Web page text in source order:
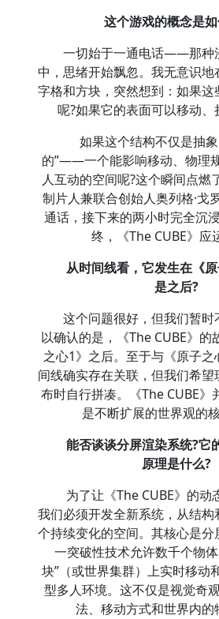
这个游戏的概念是
一切始于一通电话——那种
中，思绪开始飘忽。我无意识
字格和方块，突然想到：如果
呢?如果它的表面可以移动、
如果这个结构不仅是抽
的”——一个能影响移动、物理
人互动的空间呢?这个瞬间点燃
制片人兼联合创始人奥列格·戈
通话，接下来的两小时完全
终，《The CUBE》应
从时间线看，它发生在《
是之后?
这个问题很好，但我们暂
以确认的是，《The CUBE》的
之心1》之后。至于与《原子
间线确实存在关联，但我们希
布时自行拼凑。《The CUBE》
是不断扩展的世界观的核
能否谈谈分屏渲染系统?它
原理是什么?
为了让《The CUBE》的动
我们必须开发全新系统，从结
个持续变化的空间。其核心是
一突破性技术允许数千个物
块”（或世界集群）上实时移动
型多人环境。这不仅是视觉奇
法、移动方式和世界内的